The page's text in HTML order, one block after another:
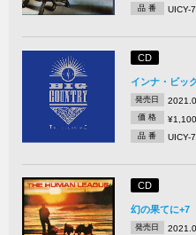
品 番 UICY-
CD
インナ・ビッ
発売日
価 格
品 番 UICY-
CD
幻の果てに+7
発売日